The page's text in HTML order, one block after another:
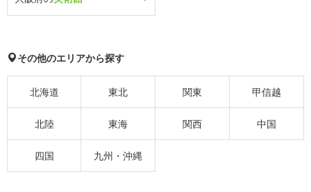
その他のエリアから探す
北海道 東北 関東 甲信越
北陸 東海 関西 中国
四国 九州・沖縄